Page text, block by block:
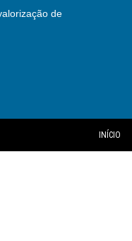
de
INÍCIO